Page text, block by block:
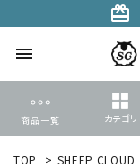
card_giftcard
menu
商品一覧 カテゴリ
ACCOUNT MENU
TOP > SHEEP CLOUD